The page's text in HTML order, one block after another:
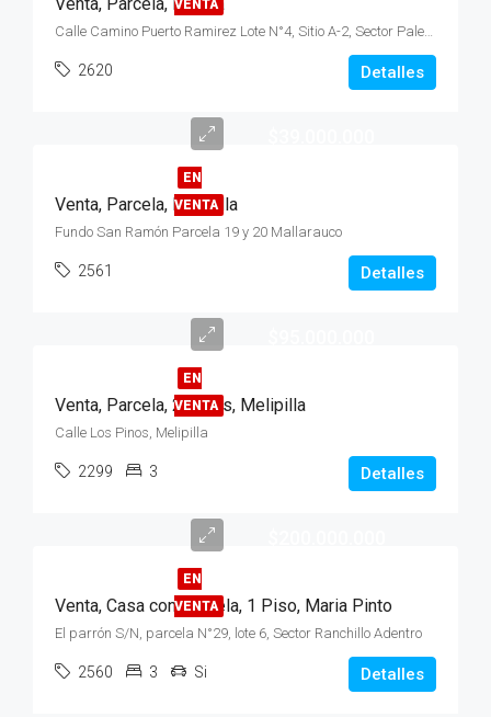
VENTA
Calle Camino Puerto Ramirez Lote N°4, Sitio A-2, Sector Palena Futaleufú
2620 Detalles
EN
VENTA
Venta, Parcela, Melipilla
Fundo San Ramón Parcela 19 y 20 Mallarauco
2561 Detalles
EN
VENTA
Venta, Parcela, 2 Pisos, Melipilla
Calle Los Pinos, Melipilla
2299 3 Detalles
EN
VENTA
Venta, Casa con Parcela, 1 Piso, Maria Pinto
El parrón S/N, parcela N°29, lote 6, Sector Ranchillo Adentro
2560 3 Si Detalles